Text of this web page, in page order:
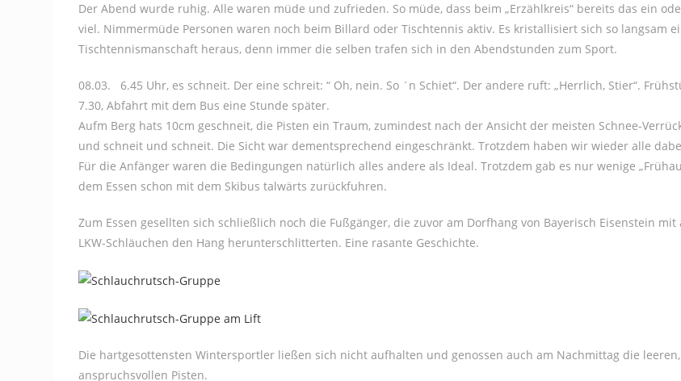
Der Abend wurde ruhig. Alle waren müde und zufrieden. So müde, dass beim „Erzählkreis“ bereits das ein
viel. Nimmermüde Personen waren noch beim Billard oder Tischtennis aktiv. Es kristallisiert sich so langsam
Tischtennismanschaft heraus, denn immer die selben trafen sich in den Abendstunden zum Sport.
08.03. 6.45 Uhr, es schneit. Der eine schreit: “ Oh, nein. So ´n Schiet“. Der andere ruft: „Herrlich, Stier“.
7.30, Abfahrt mit dem Bus eine Stunde später.
Aufm Berg hats 10cm geschneit, die Pisten ein Traum, zumindest nach der Ansicht der meisten Schnee-
und schneit und schneit. Die Sicht war dementsprechend eingeschränkt. Trotzdem haben wir wieder alle
Für die Anfänger waren die Bedingungen natürlich alles andere als Ideal. Trotzdem gab es nur wenige
dem Essen schon mit dem Skibus talwärts zurückfuhren.
Zum Essen gesellten sich schließlich noch die Fußgänger, die zuvor am Dorfhang von Bayerisch Eisenstein
LKW-Schläuchen den Hang herunterschlitterten. Eine rasante Geschichte.
Die hartgesottensten Wintersportler ließen sich nicht aufhalten und genossen auch am Nachmittag die
anspruchsvollen Pisten.